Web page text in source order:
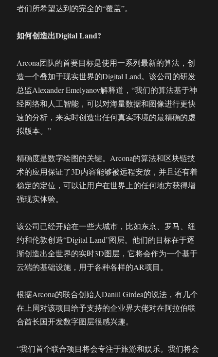
者们所希望达到的完全的“覆盖”。
如何创造出Digital Land?
Arcona团队的首要目标是使用一系列最新的算法，创
造一个叠加于现实世界的Digital Land。该公司的研发
总监Alexander Emelyanov解释道，“我们的算法基于神
经网络和人工智能，可以对海量数据和图像进行更快
速的分析，来实时创造出任何真实环境的最精确的虚
拟版本。”
精确度是数字绘图的关键。Arcona的算法和区块链技
术的应用保证了3D内容能够被远程安放，并且还有着
稳定的定位，可以让用户在世界上的任何地方获得增
强现实体验。
该公司已经开始在一些大城市，比如东京、罗马、纽
约和伦敦创造“Digital Land”图层。他们的目标在于逐
渐创造出全世界的实时3D图层，它将会作为一个基于
云端的基础设施，用于各种各样的AR项目。
根据Arcona的联合创始人Daniil Girdea的说法，有几个
在上周对该项目给予支持的企业界大佬对在阿拉伯联
合酋长国开发数字图层很感兴趣。
“我们首个联合项目将会专注于旅游和娱乐。我们将会